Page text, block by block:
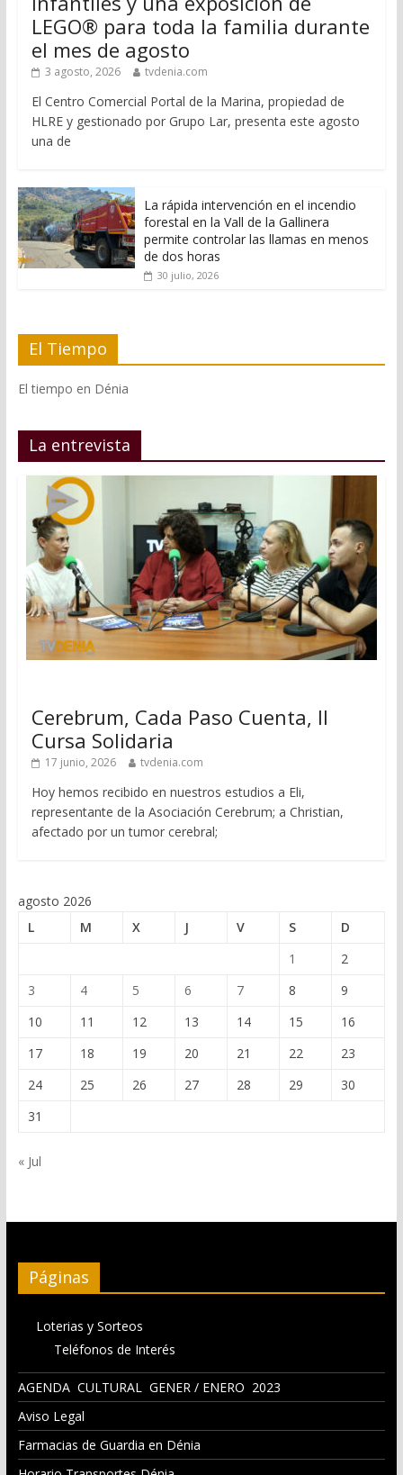
LEGO® para toda la familia durante
el mes de agosto
3 agosto, 2026 tvdenia.com
El Centro Comercial Portal de la Marina, propiedad de
HLRE y gestionado por Grupo Lar, presenta este agosto
una de
La rápida intervención en el incendio
forestal en la Vall de la Gallinera
permite controlar las llamas en menos
de dos horas
30 julio, 2026
El Tiempo
El tiempo en Dénia
La entrevista
Cerebrum, Cada Paso Cuenta, II
Cursa Solidaria
17 junio, 2026 tvdenia.com
Hoy hemos recibido en nuestros estudios a Eli,
representante de la Asociación Cerebrum; a Christian,
afectado por un tumor cerebral;
agosto 2026
L
M X J V S
D
1
2
3
4 5 6 7 8
9
10
11 12 13 14 15
16
17
18 19 20 21 22
23
24
25 26 27 28 29
30
31
« Jul
Páginas
Loterias y Sorteos
Teléfonos de Interés
AGENDA CULTURAL GENER / ENERO 2023
Aviso Legal
Farmacias de Guardia en Dénia